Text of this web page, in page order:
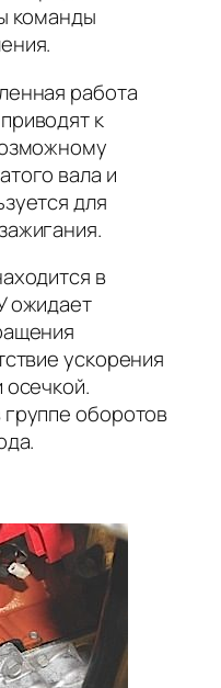
команды
работа
к
вала и
для
в
ожидает
ускорения
осечкой.
оборотов